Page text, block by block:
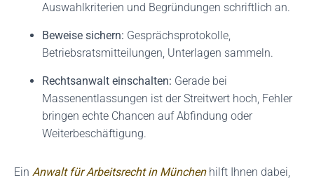
Auswahlkriterien und Begründungen schriftlich an.
Beweise sichern: Gesprächsprotokolle,
Betriebsratsmitteilungen, Unterlagen sammeln.
Rechtsanwalt einschalten: Gerade bei
Massenentlassungen ist der Streitwert hoch, Fehler
bringen echte Chancen auf Abfindung oder
Weiterbeschäftigung.
Ein Anwalt für Arbeitsrecht in München hilft Ihnen dabei,